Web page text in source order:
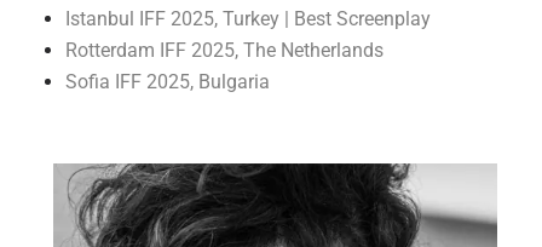
Istanbul IFF 2025, Turkey | Best Screenplay
Rotterdam IFF 2025, The Netherlands
Sofia IFF 2025, Bulgaria